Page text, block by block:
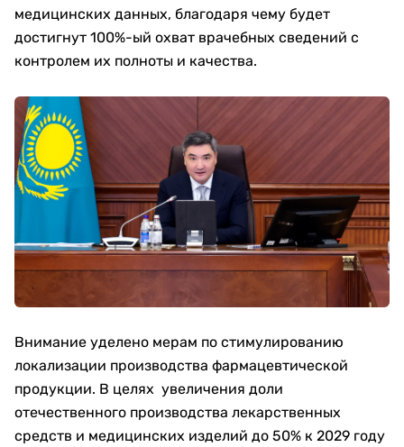
медицинских данных, благодаря чему будет
достигнут 100%-ый охват врачебных сведений с
контролем их полноты и качества.
Внимание уделено мерам по стимулированию
локализации производства фармацевтической
продукции. В целях увеличения доли
отечественного производства лекарственных
средств и медицинских изделий до 50% к 2029 году